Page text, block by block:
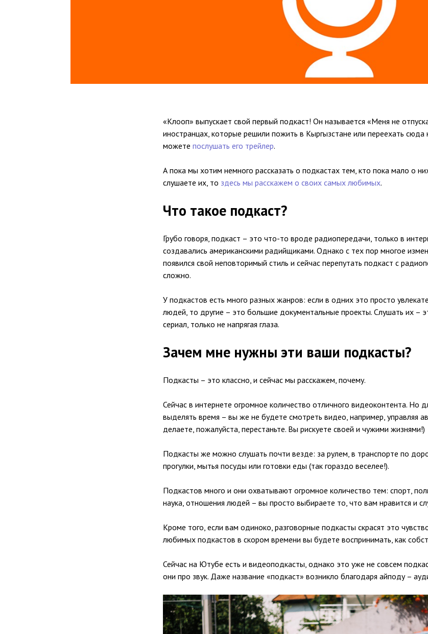
«Клооп» выпускает свой первый подкаст! Он называется «Меня не
иностранцах, которые решили пожить в Кыргызстане или переехать сюда
можетепослушать его трейлер.
А пока мы хотим немного рассказать о подкастах тем, кто пока мало о
слушаете их, то здесь мы расскажем о своих самых любимых.
Что такое подкаст?
Грубо говоря, подкаст – это что-то вроде радиопередачи, только в
создавались американскими радийщиками. Однако с тех пор многое
появился свой неповторимый стиль и сейчас перепутать подкаст с
сложно.
У подкастов есть много разных жанров: если в одних это просто
людей, то другие – это большие документальные проекты. Слушать их –
сериал, только не напрягая глаза.
Зачем мне нужны эти ваши подкасты?
Подкасты – это классно, и сейчас мы расскажем, почему.
Сейчас в интернете огромное количество отличного видеоконтента. Но
выделять время – вы же не будете смотреть видео, например, управляя
делаете, пожалуйста, перестаньте. Вы рискуете своей и чужими жизнями!)
Подкасты же можно слушать почти везде: за рулем, в транспорте по
прогулки, мытья посуды или готовки еды (так гораздо веселее!).
Подкастов много и они охватывают огромное количество тем: спорт,
наука, отношения людей – вы просто выбираете то, что вам нравится и
Кроме того, если вам одиноко, разговорные подкасты скрасят это
любимых подкастов в скором времени вы будете воспринимать, как
Сейчас на Ютубе есть и видеоподкасты, однако это уже не совсем
они про звук. Даже название «подкаст» возникло благодаря айподу –